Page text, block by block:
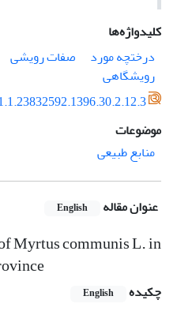
کلیدواژه‌ها
درختچه مورد
صفات رویشی
رویشگاهی
موضوعات
منابع طبیعی
عنوان مقاله English
Myrtus communis L. in
چکیده English